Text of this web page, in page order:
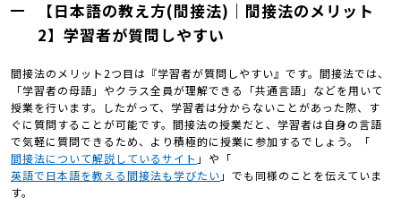
【日本語の教え方(間接法)｜間接法のメリット
2】学習者が質問しやすい
間接法のメリット2つ目は『学習者が質問しやすい』です。間接法では、
「学習者の母語」やクラス全員が理解できる「共通言語」などを用いて
授業を行います。したがって、学習者は分からないことがあった際、す
ぐに質問することが可能です。間接法の授業だと、学習者は自身の言語
で気軽に質問できるため、より積極的に授業に参加するでしょう。「
間接法について解説しているサイト 」や「
英語で日本語を教える間接法も学びたい 」でも同様のことを伝えていま
す。